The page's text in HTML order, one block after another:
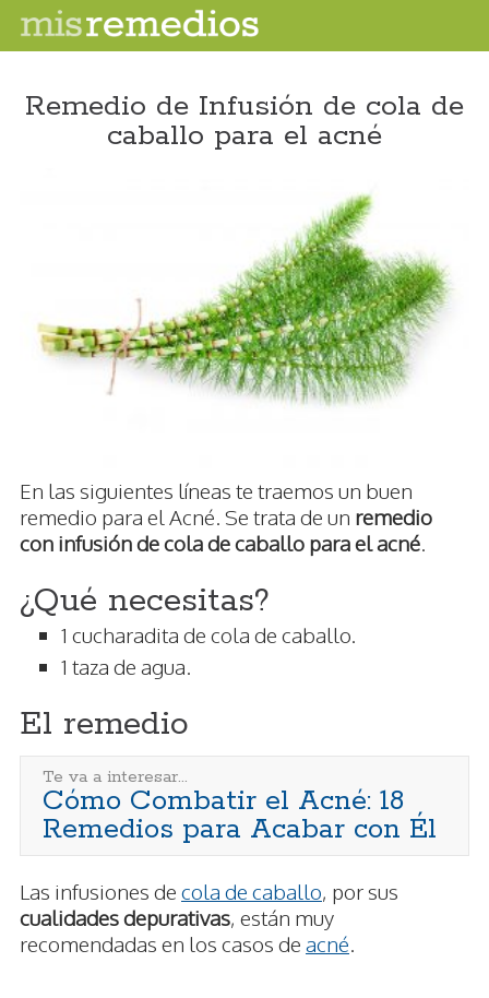
Remedio de Infusión de cola de
caballo para el acné
En las siguientes líneas te traemos un buen
remedio para el Acné. Se trata de un remedio
con infusión de cola de caballo para el acné
¿Qué necesitas?
1 cucharadita de cola de caballo.
1 taza de agua.
El remedio
Te va a interesar...
Cómo Combatir el Acné: 18
Remedios para Acabar con Él
Las infusiones de cola de caballo, por sus
cualidades depurativas, están muy
recomendadas en los casos de acné